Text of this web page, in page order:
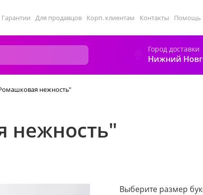
Гарантии Для продавцов Корп. клиентам Контакты Помощь
Город доставки
Нижний
нежность"
нежность"
Выберите размер